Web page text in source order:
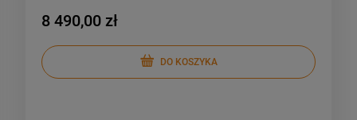
8 490,00 zł
DO KOSZYKA